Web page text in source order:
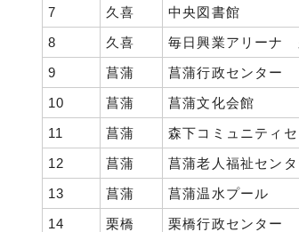
7
久喜
中央図書館
8
久喜
毎日興業アリーナ
9
菖蒲
菖蒲行政センター
10
菖蒲
菖蒲文化会館
11
菖蒲
森下コミュニティ
12
菖蒲
菖蒲老人福祉センタ
13
菖蒲
菖蒲温水プール
14
栗橋
栗橋行政センター